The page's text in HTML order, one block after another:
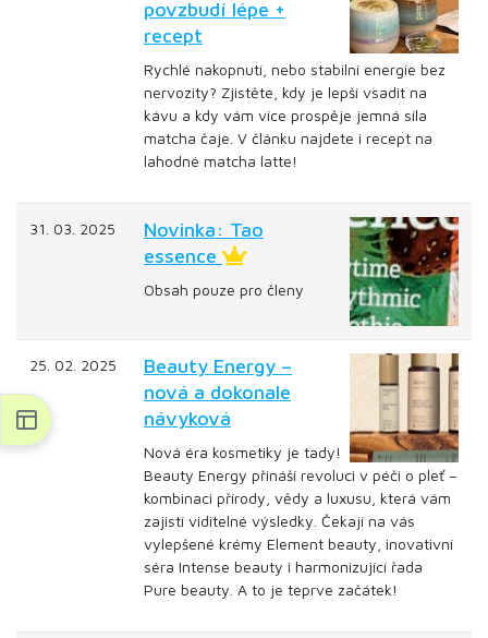
povzbudí lépe +
recept
Rychlé nakopnutí, nebo stabilní energie bez
nervozity? Zjistěte, kdy je lepší vsadit na
kávu a kdy vám více prospěje jemná síla
matcha čaje. V článku najdete i recept na
lahodné matcha latte!
31. 03. 2025
Novinka: Tao
essence
Obsah pouze pro členy
25. 02. 2025
Beauty Energy –
nová a dokonale
návyková
Nová éra kosmetiky je tady!
Beauty Energy přináší revoluci v péči o pleť –
kombinaci přírody, vědy a luxusu, která vám
zajistí viditelné výsledky. Čekají na vás
vylepšené krémy Element beauty, inovativní
séra Intense beauty i harmonizující řada
Pure beauty. A to je teprve začátek!